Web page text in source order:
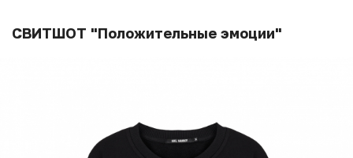
СВИТШОТ "Положительные эмоции"